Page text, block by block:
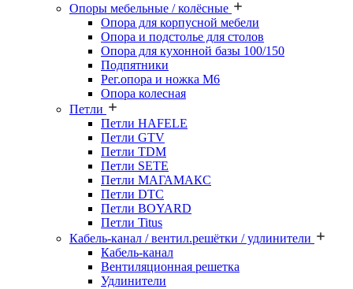
Опоры мебельные / колёсные
Опора для корпусной мебели
Опора и подстолье для столов
Опора для кухонной базы 100/150
Подпятники
Рег.опора и ножка М6
Опора колесная
Петли
Петли HAFELE
Петли GTV
Петли TDM
Петли SETE
Петли МАГАМАКС
Петли DTC
Петли BOYARD
Петли Titus
Кабель-канал / вентил.решётки / удлинители
Кабель-канал
Вентиляционная решетка
Удлинители